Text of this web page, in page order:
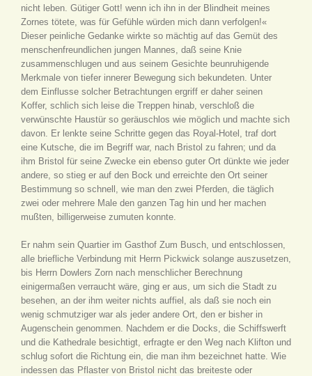
nicht leben. Gütiger Gott! wenn ich ihn in der Blindheit meines
Zornes tötete, was für Gefühle würden mich dann verfolgen!«
Dieser peinliche Gedanke wirkte so mächtig auf das Gemüt des
menschenfreundlichen jungen Mannes, daß seine Knie
zusammenschlugen und aus seinem Gesichte beunruhigende
Merkmale von tiefer innerer Bewegung sich bekundeten. Unter
dem Einflusse solcher Betrachtungen ergriff er daher seinen
Koffer, schlich sich leise die Treppen hinab, verschloß die
verwünschte Haustür so geräuschlos wie möglich und machte sich
davon. Er lenkte seine Schritte gegen das Royal-Hotel, traf dort
eine Kutsche, die im Begriff war, nach Bristol zu fahren; und da
ihm Bristol für seine Zwecke ein ebenso guter Ort dünkte wie jeder
andere, so stieg er auf den Bock und erreichte den Ort seiner
Bestimmung so schnell, wie man den zwei Pferden, die täglich
zwei oder mehrere Male den ganzen Tag hin und her machen
mußten, billigerweise zumuten konnte.
Er nahm sein Quartier im Gasthof Zum Busch, und entschlossen,
alle briefliche Verbindung mit Herrn Pickwick solange auszusetzen,
bis Herrn Dowlers Zorn nach menschlicher Berechnung
einigermaßen verraucht wäre, ging er aus, um sich die Stadt zu
besehen, an der ihm weiter nichts auffiel, als daß sie noch ein
wenig schmutziger war als jeder andere Ort, den er bisher in
Augenschein genommen. Nachdem er die Docks, die Schiffswerft
und die Kathedrale besichtigt, erfragte er den Weg nach Klifton und
schlug sofort die Richtung ein, die man ihm bezeichnet hatte. Wie
indessen das Pflaster von Bristol nicht das breiteste oder